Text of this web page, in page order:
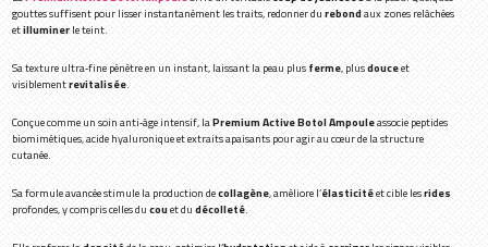
gouttes suffisent pour lisser instantanément les traits, redonner durebondaux zones relâchées
etilluminerle teint.
Sa texture ultra‑fine pénètre en un instant, laissant la peau plusferme, plusdouceet
visiblementrevitalisée.
Conçue comme un soin anti‑âge intensif, laPremium Active Botol Ampouleassocie peptides
biomimétiques, acide hyaluronique et extraits apaisants pour agir au cœur de la structure
cutanée.
Sa formule avancée stimule la production decollagène, améliore l’élasticitéet cible lesrides
profondes, y compris celles ducouet dudécolleté.